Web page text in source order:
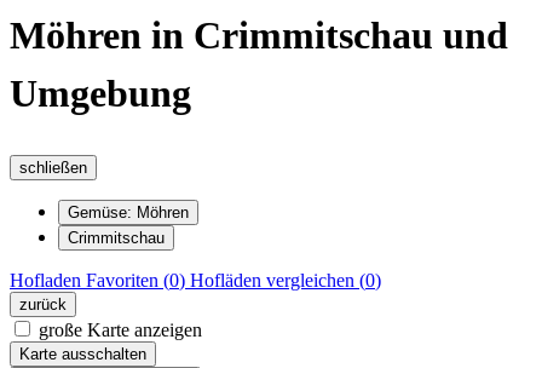
Möhren in Crimmitschau und
Umgebung
schließen
Gemüse: Möhren
Crimmitschau
Hofladen Favoriten (0) Hofläden vergleichen (0)
zurück
große Karte anzeigen
Karte ausschalten